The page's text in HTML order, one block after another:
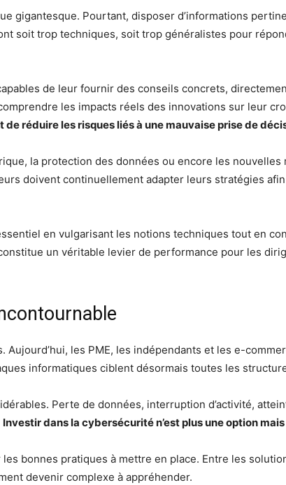
gigantesque. Pourtant, disposer d’informations
soit trop techniques, soit trop généralistes pour
de leur fournir des conseils concrets,
les impacts réels des innovations sur leur
réduire les risques liés à une mauvaise prise de
la protection des données ou encore les
doivent continuellement adapter leurs stratégies
en vulgarisant les notions techniques tout en
un véritable levier de performance pour les
les PME, les indépendants et les e-
informatiques ciblent désormais toutes les
Perte de données, interruption d’activité,
Investir dans la cybersécurité n’est plus une option
bonnes pratiques à mettre en place. Entre les
devenir complexe à appréhender.